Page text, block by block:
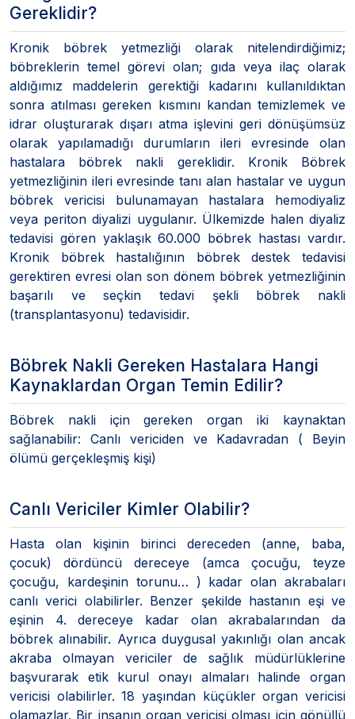
Gereklidir?
Kronik böbrek yetmezliği olarak nitelendirdiğimiz;
böbreklerin temel görevi olan; gıda veya ilaç olarak
aldığımız maddelerin gerektiği kadarını kullanıldıktan
sonra atılması gereken kısmını kandan temizlemek ve
idrar oluşturarak dışarı atma işlevini geri dönüşümsüz
olarak yapılamadığı durumların ileri evresinde olan
hastalara böbrek nakli gereklidir. Kronik Böbrek
yetmezliğinin ileri evresinde tanı alan hastalar ve uygun
böbrek vericisi bulunamayan hastalara hemodiyaliz
veya periton diyalizi uygulanır. Ülkemizde halen diyaliz
tedavisi gören yaklaşık 60.000 böbrek hastası vardır.
Kronik böbrek hastalığının böbrek destek tedavisi
gerektiren evresi olan son dönem böbrek yetmezliğinin
başarılı ve seçkin tedavi şekli böbrek nakli
(transplantasyonu) tedavisidir.
Böbrek Nakli Gereken Hastalara Hangi
Kaynaklardan Organ Temin Edilir?
Böbrek nakli için gereken organ iki kaynaktan
sağlanabilir: Canlı vericiden ve Kadavradan ( Beyin
ölümü gerçekleşmiş kişi)
Canlı Vericiler Kimler Olabilir?
Hasta olan kişinin birinci dereceden (anne, baba,
çocuk) dördüncü dereceye (amca çocuğu, teyze
çocuğu, kardeşinin torunu… ) kadar olan akrabaları
canlı verici olabilirler. Benzer şekilde hastanın eşi ve
eşinin 4. dereceye kadar olan akrabalarından da
böbrek alınabilir. Ayrıca duygusal yakınlığı olan ancak
akraba olmayan vericiler de sağlık müdürlüklerine
başvurarak etik kurul onayı almaları halinde organ
vericisi olabilirler. 18 yaşından küçükler organ vericisi
olamazlar. Bir insanın organ vericisi olması için gönüllü